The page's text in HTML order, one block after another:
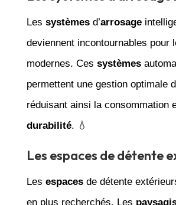
Les systèmesd’arrosage
deviennent incontournables pour
modernes. Ces systèmes
permettent une gestion optimale
réduisant ainsi la consommation
durabilité. 💧
Les espaces de détente
Les espacesde détente
en plus recherchés. Les